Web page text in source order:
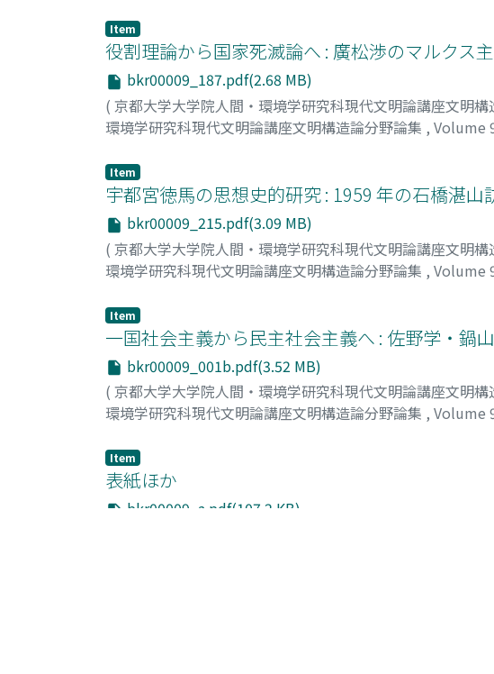
Item
役割理論から国家死滅論へ : 廣松渉のマルクス
bkr00009_187.pdf(2.68 MB)
( 京都大学大学院人間・環境学研究科現代文明論講座文明
環境学研究科現代文明論講座文明構造論分野論集 , Volume
Item
宇都宮徳馬の思想史的研究 : 1959 年の石橋湛山
bkr00009_215.pdf(3.09 MB)
( 京都大学大学院人間・環境学研究科現代文明論講座文明
環境学研究科現代文明論講座文明構造論分野論集 , Volume
Item
一国社会主義から民主社会主義へ : 佐野学・鍋
bkr00009_001b.pdf(3.52 MB)
( 京都大学大学院人間・環境学研究科現代文明論講座文明
環境学研究科現代文明論講座文明構造論分野論集 , Volume
Item
表紙ほか
bkr00009_a.pdf(107.2 KB)